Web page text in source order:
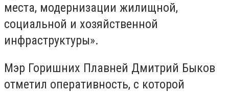
места, модернизации жилищной,
социальной и хозяйственной
инфраструктуры».
Мэр Горишних Плавней Дмитрий Быков
отметил оперативность, с которой